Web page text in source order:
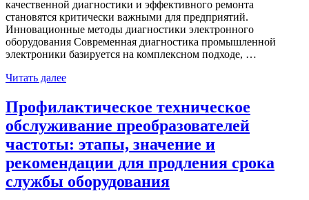
качественной диагностики и эффективного ремонта
становятся критически важными для предприятий.
Инновационные методы диагностики электронного
оборудования Современная диагностика промышленной
электроники базируется на комплексном подходе, …
Читать далее
Профилактическое техническое
обслуживание преобразователей
частоты: этапы, значение и
рекомендации для продления срока
службы оборудования